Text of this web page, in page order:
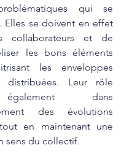
qui se
Elles se doivent en effet
collaborateurs et de
les bons éléments
les enveloppes
distribuées. Leur rôle
dans
des évolutions
en maintenant une
sens du collectif.